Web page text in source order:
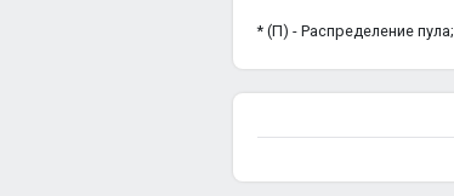
* (П) - Распределение